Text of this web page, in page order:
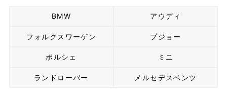
BMW アウディ
フォルクスワーゲン プジョー
ポルシェ ミニ
ランドローバー メルセデスベンツ